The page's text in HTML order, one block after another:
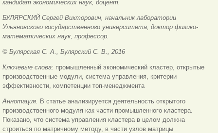
кандидат экономических наук, доцент.
БУЛЯРСКИЙ Сергей Викторович, начальник лаборатории
Ульяновского государственного университета, доктор физико-
математических наук, профессор.
© Булярская С. А., Булярский С. В., 2016
Ключевые слова: промышленный экономический кластер, открытые
производственные модули, система управления, критерии
эффективности, компетенции топ-менеджмента
Аннотация. В статье анализируется деятельность открытого
производственного модуля как части промышленного кластера.
Показано, что система управления кластера в целом должна
строиться по матричному методу, в части узлов матрицы